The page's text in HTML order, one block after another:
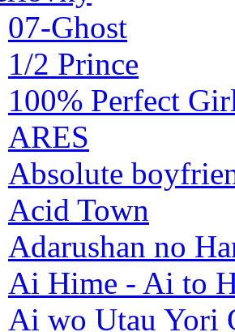
07-Ghost
1/2 Prince
100% Perfect
ARES
Absolute
Acid Town
Adarushan no
Ai Hime - Ai to
Ai wo Utau Yori